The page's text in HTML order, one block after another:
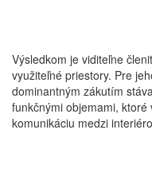
Výsledkom je viditeľne
využiteľné priestory. Pre
dominantným zákutím
funkčnými objemami,
komunikáciu medzi